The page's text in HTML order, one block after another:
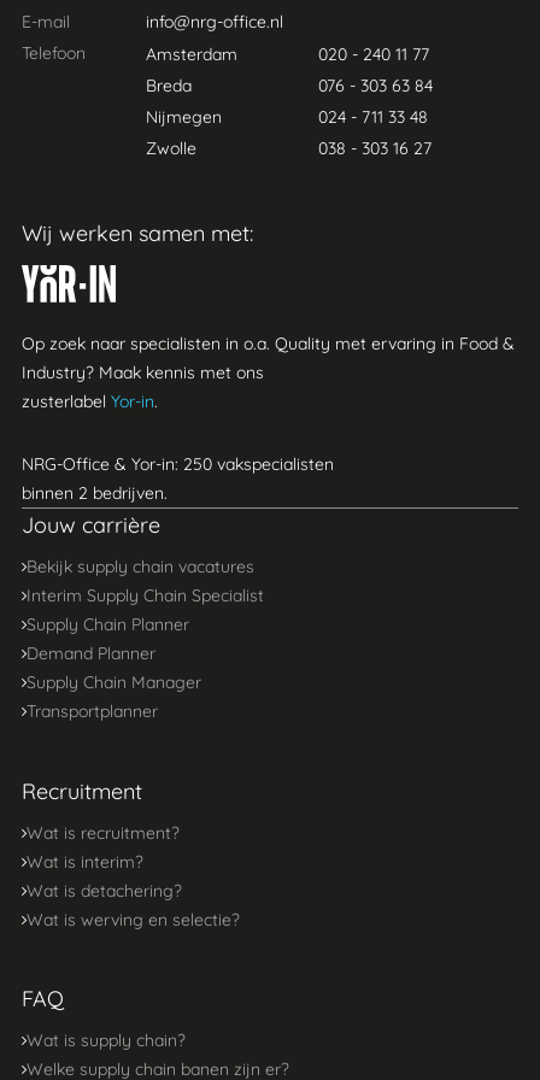
E-mail
info@nrg-office.nl
Telefoon
Amsterdam
020 - 240 11 77
Breda
076 - 303 63 84
Nijmegen
024 - 711 33 48
Zwolle
038 - 303 16 27
Wij werken samen met:
Op zoek naar specialisten in o.a. Quality met ervaring in Food &
Industry? Maak kennis met ons
zusterlabel Yor-in.
NRG-Office & Yor-in: 250 vakspecialisten
binnen 2 bedrijven.
Jouw carrière
Bekijk supply chain vacatures
Interim Supply Chain Specialist
Supply Chain Planner
Demand Planner
Supply Chain Manager
Transportplanner
Recruitment
Wat is recruitment?
Wat is interim?
Wat is detachering?
Wat is werving en selectie?
FAQ
Wat is supply chain?
Welke supply chain banen zijn er?